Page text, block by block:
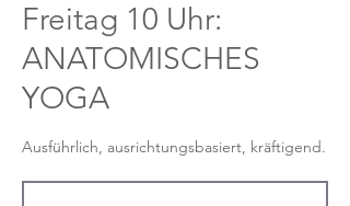
Freitag 10 Uhr:
ANATOMISCHES
YOGA